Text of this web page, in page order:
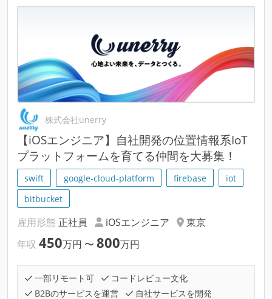
株式会社unerry
【iOSエンジニア】自社開発の位置情報系IoT
プラットフォームを育てる仲間を大募集！
swift google-cloud-platform firebase
iot
bitbucket
雇用形態 正社員 iOSエンジニア
東京
年収 450万円 〜 800万円
一部リモート可
コードレビュー文化
B2Bのサービスを運営
自社サービスを開発